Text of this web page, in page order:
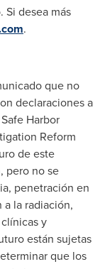
desea más
.
que no
declaraciones a
Harbor
Reform
de este
pero no se
penetración en
la radiación,
y
están sujetas
que los